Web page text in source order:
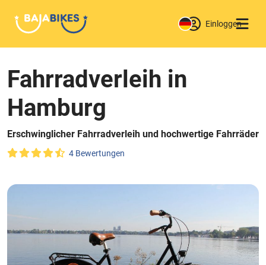
Einloggen
Fahrradverleih in
Hamburg
Erschwinglicher Fahrradverleih und hochwertige Fahrräder
4 Bewertungen